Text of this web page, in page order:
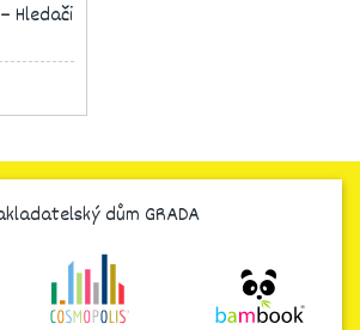
Hledači
dům GRADA